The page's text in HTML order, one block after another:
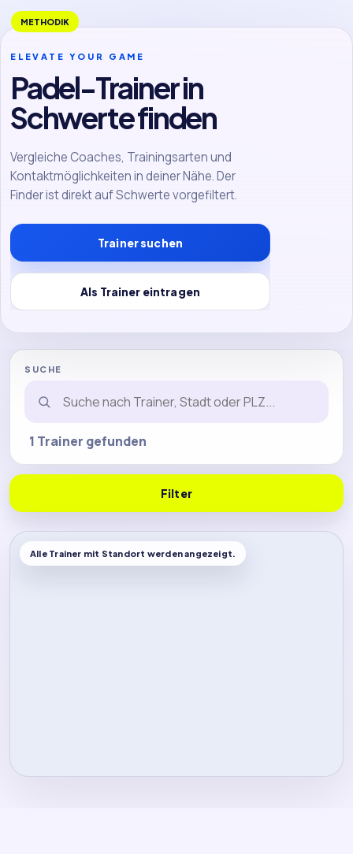
ELEVATE YOUR GAME
Padel-Trainer in
Schwerte finden
Vergleiche Coaches, Trainingsarten und
Kontaktmöglichkeiten in deiner Nähe. Der
Finder ist direkt auf Schwerte vorgefiltert.
Trainer suchen
Als Trainer eintragen
SUCHE
1 Trainer gefunden
Filter
Alle Trainer mit Standort werden angezeigt.
METHODIK